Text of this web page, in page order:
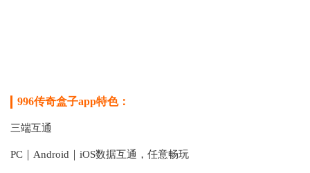
996传奇盒子app特色：
三端互通
PC｜Android｜iOS数据互通，任意畅玩